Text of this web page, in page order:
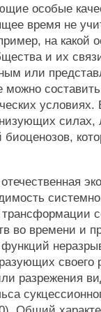
особые
время не
на какой
и их
или
условиях.
во времени и
своего
разрежения